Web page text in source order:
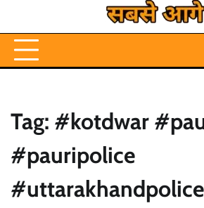
Tag: #kotdwar
#pauripolice
#uttarakhandpolice